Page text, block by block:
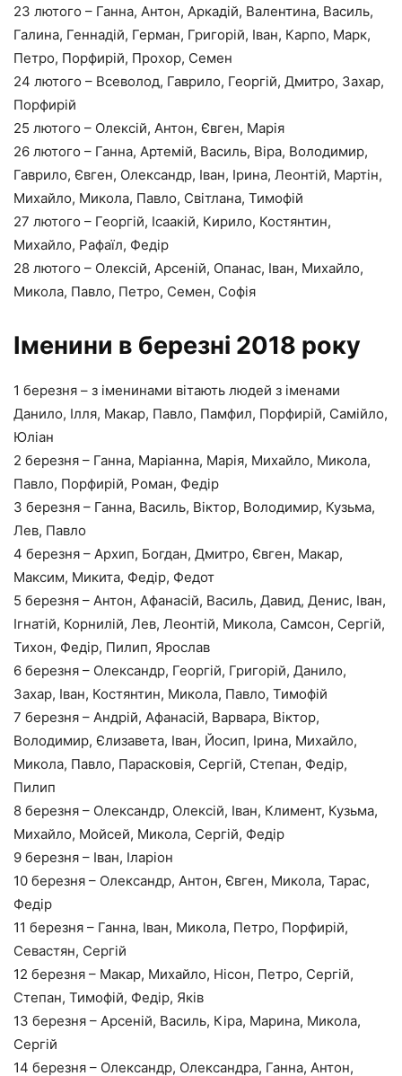
23 лютого – Ганна, Антон, Аркадій, Валентина, Василь,
Галина, Геннадій, Герман, Григорій, Іван, Карпо, Марк,
Петро, Порфирій, Прохор, Семен
24 лютого – Всеволод, Гаврило, Георгій, Дмитро, Захар,
Порфирій
25 лютого – Олексій, Антон, Євген, Марія
26 лютого – Ганна, Артемій, Василь, Віра, Володимир,
Гаврило, Євген, Олександр, Іван, Ірина, Леонтій, Мартін,
Михайло, Микола, Павло, Світлана, Тимофій
27 лютого – Георгій, Ісаакій, Кирило, Костянтин,
Михайло, Рафаїл, Федір
28 лютого – Олексій, Арсеній, Опанас, Іван, Михайло,
Микола, Павло, Петро, Семен, Софія
Іменини в березні 2018 року
1 березня – з іменинами вітають людей з іменами
Данило, Ілля, Макар, Павло, Памфил, Порфирій, Самійло,
Юліан
2 березня – Ганна, Маріанна, Марія, Михайло, Микола,
Павло, Порфирій, Роман, Федір
3 березня – Ганна, Василь, Віктор, Володимир, Кузьма,
Лев, Павло
4 березня – Архип, Богдан, Дмитро, Євген, Макар,
Максим, Микита, Федір, Федот
5 березня – Антон, Афанасій, Василь, Давид, Денис, Іван,
Ігнатій, Корнилій, Лев, Леонтій, Микола, Самсон, Сергій,
Тихон, Федір, Пилип, Ярослав
6 березня – Олександр, Георгій, Григорій, Данило,
Захар, Іван, Костянтин, Микола, Павло, Тимофій
7 березня – Андрій, Афанасій, Варвара, Віктор,
Володимир, Єлизавета, Іван, Йосип, Ірина, Михайло,
Микола, Павло, Парасковія, Сергій, Степан, Федір,
Пилип
8 березня – Олександр, Олексій, Іван, Климент, Кузьма,
Михайло, Мойсей, Микола, Сергій, Федір
9 березня – Іван, Іларіон
10 березня – Олександр, Антон, Євген, Микола, Тарас,
Федір
11 березня – Ганна, Іван, Микола, Петро, Порфирій,
Севастян, Сергій
12 березня – Макар, Михайло, Нісон, Петро, Сергій,
Степан, Тимофій, Федір, Яків
13 березня – Арсеній, Василь, Кіра, Марина, Микола,
Сергій
14 березня – Олександр, Олександра, Ганна, Антон,